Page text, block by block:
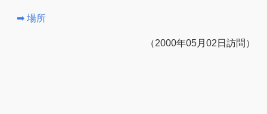
➡ 場所
（2000年05月02日訪問）